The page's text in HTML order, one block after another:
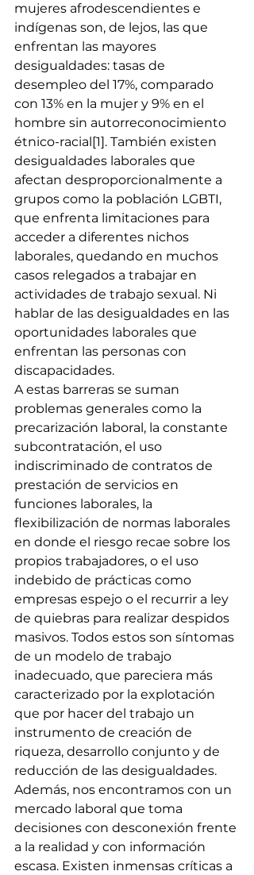
mujeres afrodescendientes e
indígenas son, de lejos, las que
enfrentan las mayores
desigualdades: tasas de
desempleo del 17%, comparado
con 13% en la mujer y 9% en el
hombre sin autorreconocimiento
étnico-racial[1]. También existen
desigualdades laborales que
afectan desproporcionalmente a
grupos como la población LGBTI,
que enfrenta limitaciones para
acceder a diferentes nichos
laborales, quedando en muchos
casos relegados a trabajar en
actividades de trabajo sexual. Ni
hablar de las desigualdades en las
oportunidades laborales que
enfrentan las personas con
discapacidades.
A estas barreras se suman
problemas generales como la
precarización laboral, la constante
subcontratación, el uso
indiscriminado de contratos de
prestación de servicios en
funciones laborales, la
flexibilización de normas laborales
en donde el riesgo recae sobre los
propios trabajadores, o el uso
indebido de prácticas como
empresas espejo o el recurrir a ley
de quiebras para realizar despidos
masivos. Todos estos son síntomas
de un modelo de trabajo
inadecuado, que pareciera más
caracterizado por la explotación
que por hacer del trabajo un
instrumento de creación de
riqueza, desarrollo conjunto y de
reducción de las desigualdades.
Además, nos encontramos con un
mercado laboral que toma
decisiones con desconexión frente
a la realidad y con información
escasa. Existen inmensas críticas a